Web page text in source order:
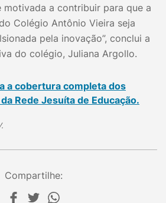
motivada a contribuir para que a
Colégio Antônio Vieira seja
pela inovação”, conclui a
do colégio, Juliana Argollo.
a cobertura completa dos
Rede Jesuíta de Educação.
Compartilhe: